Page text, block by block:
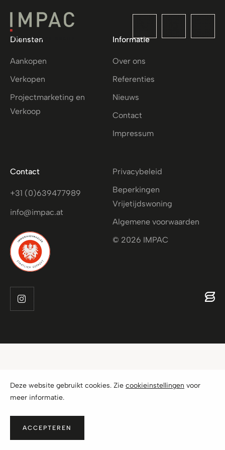
Deze website gebruikt cookies. Zie cookieinstellingen voor
meer informatie.
ACCEPTEREN
Diensten
Aankopen
Verkopen
Projectmarketing en
Verkoop
Informatie
Over ons
Referenties
Nieuws
Contact
Impressum
Contact
+31 (0)639477989
info@impac.at
Privacybeleid
Beperkingen
Vrijetijdswoning
Algemene voorwaarden
© 2026 IMPAC